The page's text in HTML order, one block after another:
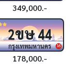
349,000.-
16
2ขษ44
กรุงเทพมหานคร
178,000.-